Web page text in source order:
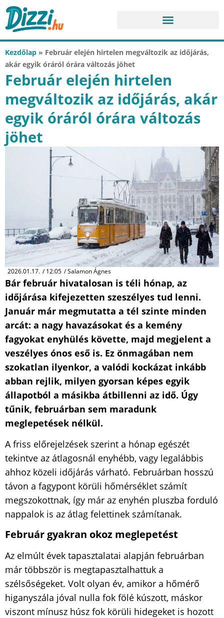
Kezdőlap » Február elején hirtelen megváltozik az időjárás,
akár egyik óráról órára változás jöhet
Február elején hirtelen
megváltozik az időjárás, akár
egyik óráról órára változás
jöhet
2026.01.17. / 12:05 /Salamon Ágnes
Bár február hivatalosan is téli hónap, az
időjárása kifejezetten szeszélyes tud lenni.
Január már megmutatta a tél szinte minden
arcát: a nagy havazásokat és a kemény
fagyokat enyhülés követte, majd megjelent a
veszélyes ónos eső is. Ez önmagában nem
szokatlan ilyenkor, a valódi kockázat inkább
abban rejlik, milyen gyorsan képes egyik
állapotból a másikba átbillenni az idő. Úgy
tűnik, februárban sem maradunk
meglepetések nélkül.
A friss előrejelzések szerint a hónap egészét
tekintve az átlagosnál enyhébb, vagy legalábbis
ahhoz közeli időjárás várható. Februárban hosszú
távon a fagypont körüli hőmérséklet számít
megszokottnak, így már az enyhén pluszba forduló
nappalok is az átlag felettinek számítanak.
Február gyakran okoz meglepetést
Az elmúlt évek tapasztalatai alapján februárban
már többször is megtapasztalhattuk a
szélsőségeket. Volt olyan év, amikor a hőmérő
higanyszála jóval nulla fok fölé kúszott, máskor
viszont mínusz húsz fok körüli hidegeket is hozott